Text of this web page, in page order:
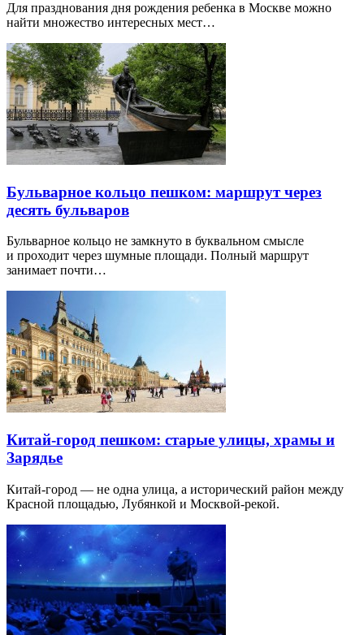
Для празднования дня рождения ребенка в Москве можно
найти множество интересных мест…
Бульварное кольцо пешком: маршрут через
десять бульваров
Бульварное кольцо не замкнуто в буквальном смысле
и проходит через шумные площади. Полный маршрут
занимает почти…
Китай-город пешком: старые улицы, храмы и
Зарядье
Китай-город — не одна улица, а исторический район между
Красной площадью, Лубянкой и Москвой-рекой.